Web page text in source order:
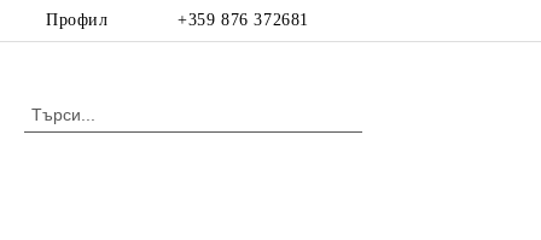
Профил +359 876 372681